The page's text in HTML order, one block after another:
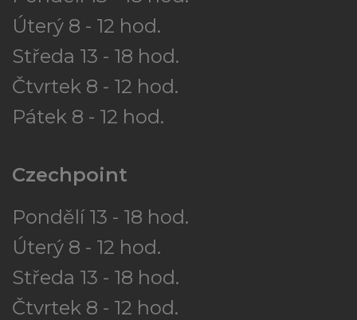
Úterý 8 - 12 hod.
Středa 13 - 18 hod.
Čtvrtek 8 - 12 hod.
Pátek 8 - 12 hod.
Czechpoint
Pondělí 13 - 18 hod.
Úterý 8 - 12 hod.
Středa 13 - 18 hod.
Čtvrtek 8 - 12 hod.